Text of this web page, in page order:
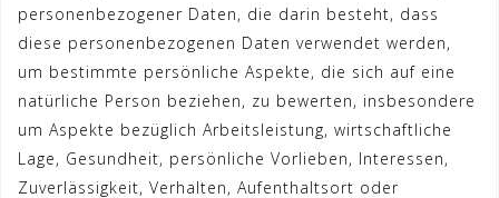
personenbezogener Daten, die darin besteht, dass
diese personenbezogenen Daten verwendet werden,
um bestimmte persönliche Aspekte, die sich auf eine
natürliche Person beziehen, zu bewerten, insbesondere
um Aspekte bezüglich Arbeitsleistung, wirtschaftliche
Lage, Gesundheit, persönliche Vorlieben, Interessen,
Zuverlässigkeit, Verhalten, Aufenthaltsort oder